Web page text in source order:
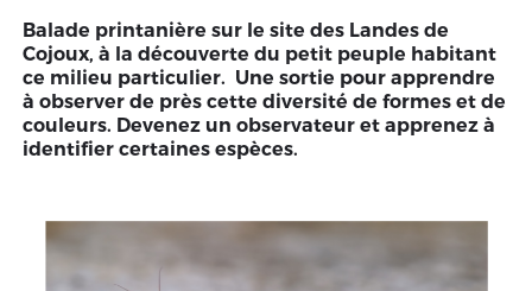
Balade printanière sur le site des Landes de
Cojoux, à la découverte du petit peuple habitant
ce milieu particulier. Une sortie pour apprendre
à observer de près cette diversité de formes et de
couleurs. Devenez un observateur et apprenez à
identifier certaines espèces.